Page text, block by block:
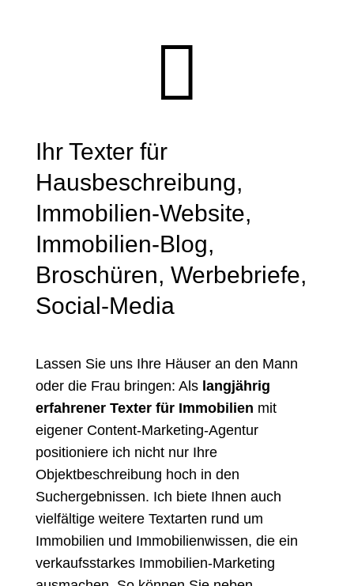

Ihr Texter für
Hausbeschreibung,
Immobilien-Website,
Immobilien-Blog,
Broschüren, Werbebriefe,
Social-Media
Lassen Sie uns Ihre Häuser an den Mann
oder die Frau bringen: Als langjährig
erfahrener Texter für Immobilien mit
eigener Content-Marketing-Agentur
positioniere ich nicht nur Ihre
Objektbeschreibung hoch in den
Suchergebnissen. Ich biete Ihnen auch
vielfältige weitere Textarten rund um
Immobilien und Immobilienwissen, die ein
verkaufsstarkes Immobilien-Marketing